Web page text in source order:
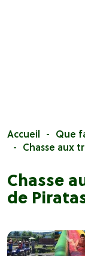
Accueil
Que
Chasse aux
Chasse
de